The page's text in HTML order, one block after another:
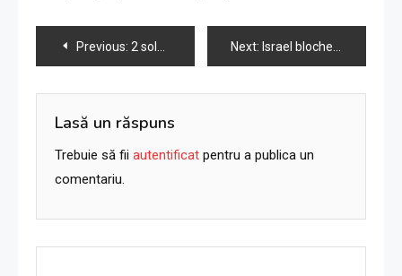
Navigare
în
articole
Previous: 2 soldați israelieni uciși în Gaza, tehnician ucis de rachetă în nord Next: Israel blochează website-ul afiliat lui Hezbollah, dar menține Al-Jazeera pe aer
Lasă un răspuns
Trebuie să fii autentificat pentru a publica un
comentariu.